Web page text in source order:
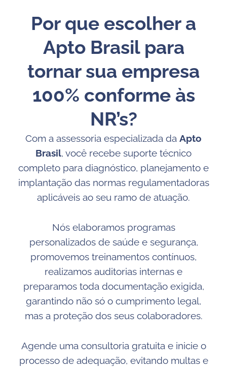
Por que escolher a
Apto Brasil para
tornar sua empresa
100% conforme às
NR’s?
Com a assessoria especializada da Apto
Brasil, você recebe suporte técnico
completo para diagnóstico, planejamento e
implantação das normas regulamentadoras
aplicáveis ao seu ramo de atuação.
Nós elaboramos programas
personalizados de saúde e segurança,
promovemos treinamentos contínuos,
realizamos auditorias internas e
preparamos toda documentação exigida,
garantindo não só o cumprimento legal,
mas a proteção dos seus colaboradores.
Agende uma consultoria gratuita e inicie o
processo de adequação, evitando multas e